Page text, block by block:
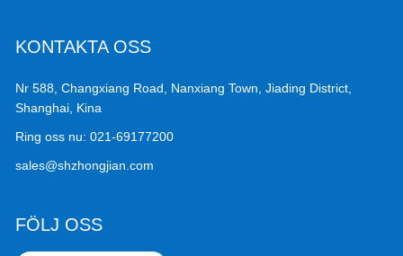
KONTAKTA OSS
Nr 588, Changxiang Road, Nanxiang Town, Jiading District,
Shanghai, Kina
Ring oss nu: 021-69177200
sales@shzhongjian.com
FÖLJ OSS